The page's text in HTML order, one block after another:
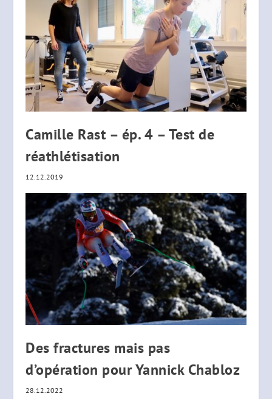
Camille Rast – ép. 4 – Test de
réathlétisation
12.12.2019
Des fractures mais pas
d’opération pour Yannick Chabloz
28.12.2022